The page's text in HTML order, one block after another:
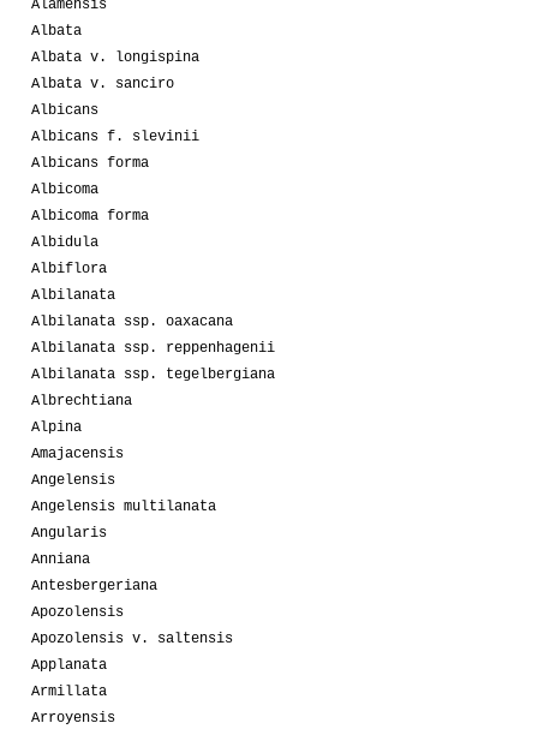
Alamensis
Albata
Albata v. longispina
Albata v. sanciro
Albicans
Albicans f. slevinii
Albicans forma
Albicoma
Albicoma forma
Albidula
Albiflora
Albilanata
Albilanata ssp. oaxacana
Albilanata ssp. reppenhagenii
Albilanata ssp. tegelbergiana
Albrechtiana
Alpina
Amajacensis
Angelensis
Angelensis multilanata
Angularis
Anniana
Antesbergeriana
Apozolensis
Apozolensis v. saltensis
Applanata
Armillata
Arroyensis